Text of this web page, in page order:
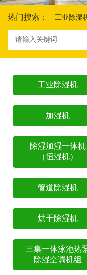
热门搜索： 工业除湿
工业除湿机
加湿机
除湿加湿一体机
（恒湿机）
管道除湿机
烘干除湿机
三集一体泳池热
除湿空调机组